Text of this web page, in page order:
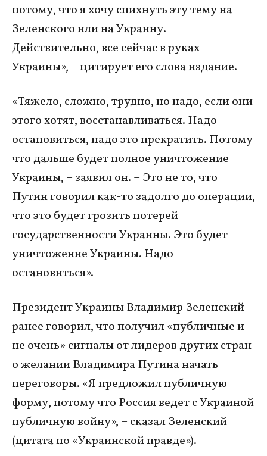
потому, что я хочу спихнуть эту тему на
Зеленского или на Украину.
Действительно, все сейчас в руках
Украины», – цитирует его слова издание.
«Тяжело, сложно, трудно, но надо, если они
этого хотят, восстанавливаться. Надо
остановиться, надо это прекратить. Потому
что дальше будет полное уничтожение
Украины, – заявил он. – Это не то, что
Путин говорил как-то задолго до операции,
что это будет грозить потерей
государственности Украины. Это будет
уничтожение Украины. Надо
остановиться».
Президент Украины Владимир Зеленский
ранее говорил, что получил «публичные и
не очень» сигналы от лидеров других стран
о желании Владимира Путина начать
переговоры. «Я предложил публичную
форму, потому что Россия ведет с Украиной
публичную войну», – сказал Зеленский
(цитата по «Украинской правде»).